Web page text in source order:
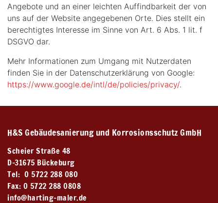
Angebote und an einer leichten Auffindbarkeit der von
uns auf der Website angegebenen Orte. Dies stellt ein
berechtigtes Interesse im Sinne von Art. 6 Abs. 1 lit. f
DSGVO dar.
Mehr Informationen zum Umgang mit Nutzerdaten
finden Sie in der Datenschutzerklärung von Google:
https://www.google.de/intl/de/policies/privacy/.
H&S Gebäudesanierung und Korrosionsschutz GmbH
Scheier Straße 48
D-31675 Bückeburg
Tel: 0 5722 288 080
Fax: 0 5722 288 0808
info@harting-maler.de